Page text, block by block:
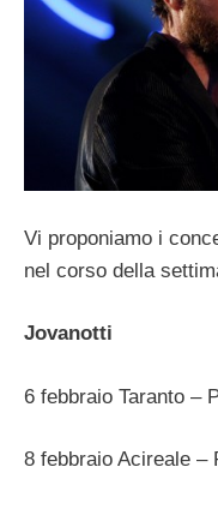
Vi proponiamo i
nel corso della
Jovanotti
6 febbraio Taranto –
8 febbraio Acireale –